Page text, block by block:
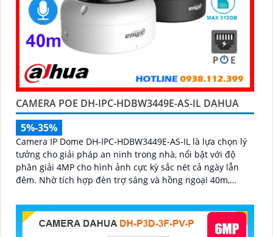
CAMERA POE DH-IPC-HDBW3449E-AS-IL DAHUA
5%-35%
Camera IP Dome DH-IPC-HDBW3449E-AS-IL là lựa chọn lý
tưởng cho giải pháp an ninh trong nhà, nổi bật với độ
phân giải 4MP cho hình ảnh cực kỳ sắc nét cả ngày lẫn
đêm. Nhờ tích hợp đèn trợ sáng và hồng ngoại 40m,
thời trang bị micro thu âm nguồn POE, khe cắm thẻ nhớ
đến 512GB và công nghệ AI nhận diện chính xác người và